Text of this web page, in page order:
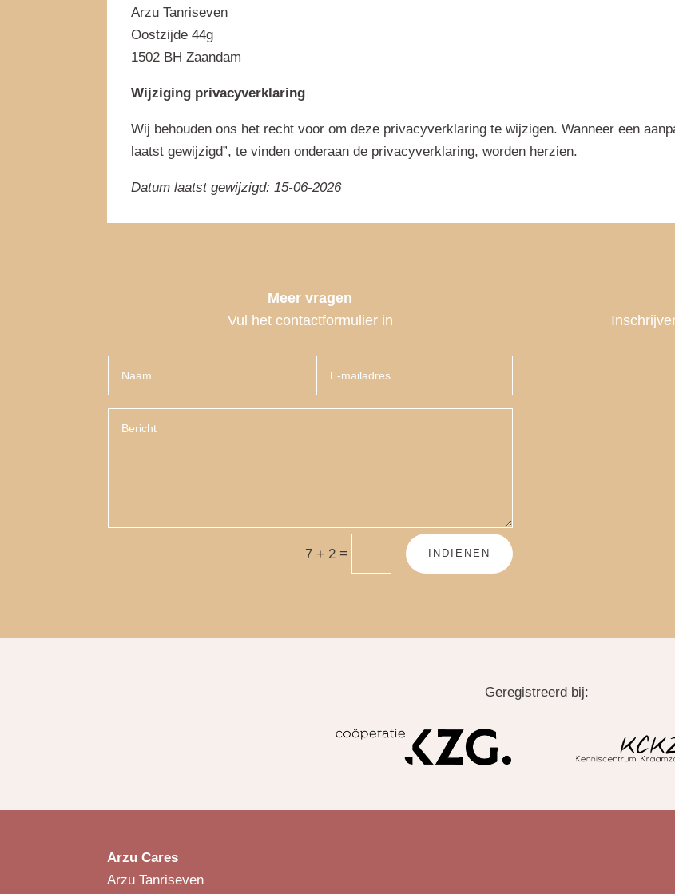
Arzu Tanriseven
Oostzijde 44g
1502 BH Zaandam
Wijziging privacyverklaring
Wij behouden ons het recht voor om deze privacyverklaring te wijzigen. Wanneer een
laatst gewijzigd”, te vinden onderaan de privacyverklaring, worden herzien.
Datum laatst gewijzigd: 15-06-2026
Meer vragen
Vul het contactformulier in
7 + 2 = INDIENEN
Geregistreerd bij:
Arzu Cares
Arzu Tanriseven